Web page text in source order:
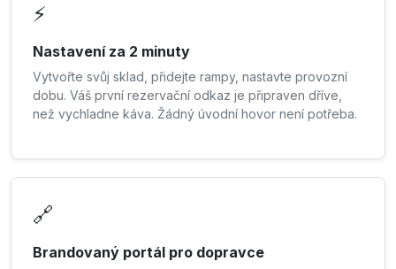
⚡
Nastavení za 2 minuty
Vytvořte svůj sklad, přidejte rampy, nastavte provozní
dobu. Váš první rezervační odkaz je připraven dříve,
než vychladne káva. Žádný úvodní hovor není potřeba.
🔗
Brandovaný portál pro dopravce